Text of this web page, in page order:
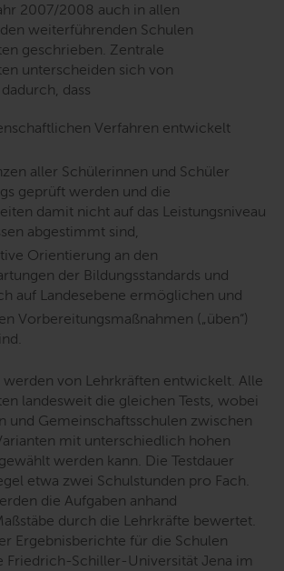
2007/2008 auch in allen
weiterführenden Schulen
geschrieben. Zentrale
unterscheiden sich von
dass
Verfahren entwickelt
aller Schülerinnen und Schüler
geprüft werden und die
damit nicht auf das Leistungsniveau
abgestimmt sind,
Orientierung an den
der Bildungsstandards und
auf Landesebene ermöglichen und
Vorbereitungsmaßnahmen („üben“)
werden von Lehrkräften entwickelt. Alle
landesweit die gleichen Tests, wobei
und Gemeinschaftsschulen zwischen
mit unterschiedlich hohen
werden kann. Die Testdauer
etwa zwei Schulstunden pro Fach.
die Aufgaben anhand
durch die Lehrkräfte bewertet.
Ergebnisberichte für die Schulen
Friedrich-Schiller-Universität Jena im